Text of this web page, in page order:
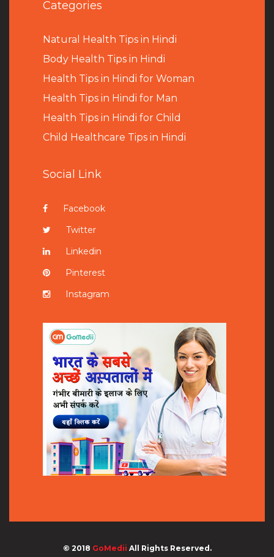
Categories
Natural Health Tips in Hindi
Body Health Tips in Hindi
Health Tips in Hindi for Woman
Health Tips in Hindi for Man
Health Tips in Hindi for Child
Child Healthcare Tips in Hindi
Social Link
Facebook
Twitter
Linkedin
Pinterest
Instagram
© 2018 GoMedii All Rights Reserved.